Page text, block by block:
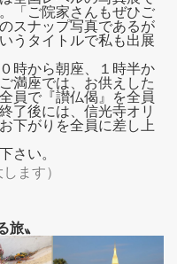
「ご院家さんもぜひご
スナップ写真であるが
うタイトルで私も出展
時から朝座、１時半か
満座では、お供えした
員で『讃仏偈』を全員
了後には、信光寺オリ
下がりを全員に差し上
さい。
ます）
旅〟